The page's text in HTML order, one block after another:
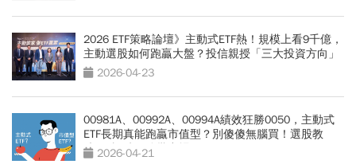
2026 ETF策略論壇》主動式ETF熱！規模上看9千億，
主動選股如何跑贏大盤？投信親授「三大投資方向」
2026-04-23
00981A、00992A、00994A績效狂勝0050，主動式
ETF長期真能跑贏市值型？別傻傻無腦買！選股教
練：3訊號要分批出場
2026-04-21